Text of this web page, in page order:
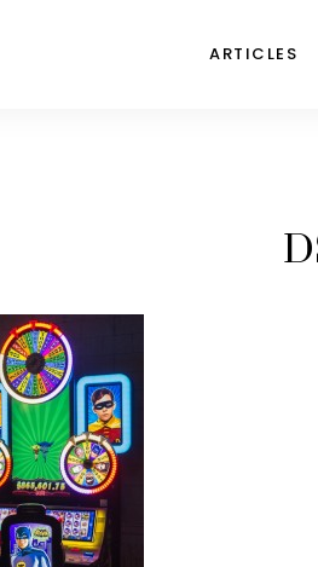
ARTICLES